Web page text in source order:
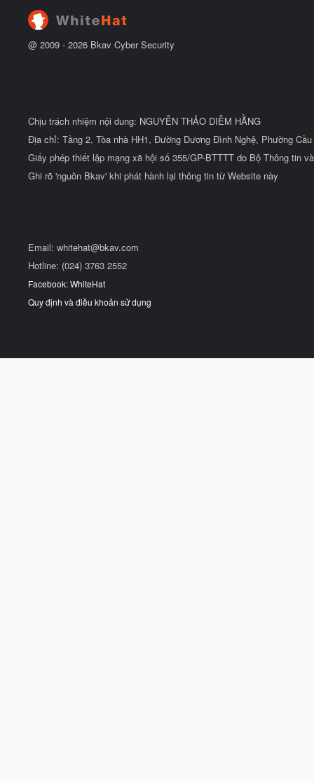
@ 2009 - 2026 Bkav Cyber Security
Chịu trách nhiệm nội dung: NGUYỄN THẢO DIỄM HẰNG
Địa chỉ: Tầng 2, Tòa nhà HH1, Đường Dương Đình Nghệ, Phường
Giấy phép thiết lập mạng xã hội số 355/GP-BTTTT do Bộ Thông tin
Ghi rõ 'nguồn Bkav' khi phát hành lại thông tin từ Website này
Email: whitehat@bkav.com
Hotline: (024) 3763 2552
Facebook: WhiteHat
Quy định và điều khoản sử dụng